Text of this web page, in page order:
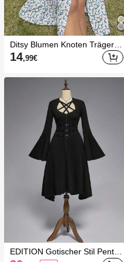
Ditsy Blumen Knoten Träger S
chlitz Oberschenkel Träger Kle
id Urlaubsoutfit Frauen
14,99€
EDITION Gotischer Stil Pentag